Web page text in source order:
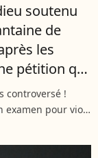
la défense...
soutenu
de
les
pétition qui
controversé !
examen pour viols
depuis la